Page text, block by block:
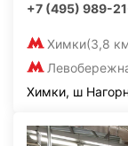
+7 (495) 989-
Химки(3,8
Химки, ш